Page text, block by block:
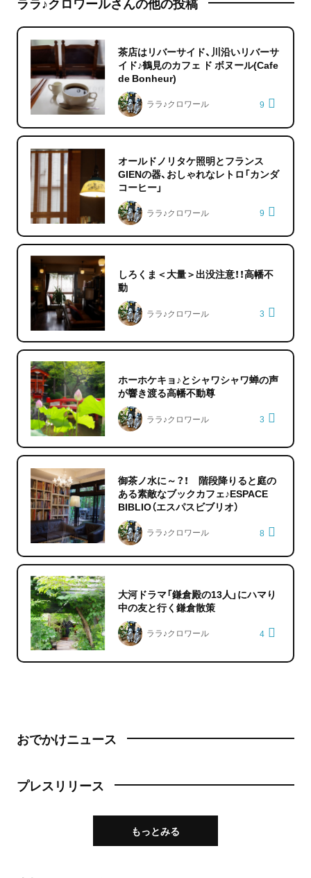
茶店はリバーサイド、川沿いリバーサ
イド♪鶴見のカフェ ド ボヌール(Cafe
de Bonheur)
ララ♪クロワール 9
オールドノリタケ照明とフランス
GIENの器、おしゃれなレトロ「カンダ
コーヒー」
ララ♪クロワール 9
しろくま＜大量＞出没注意！！高幡不
動
ララ♪クロワール 3
ホーホケキョ♪とシャワシャワ蝉の声
が響き渡る高幡不動尊
ララ♪クロワール 3
御茶ノ水に～？！ 階段降りると庭の
ある素敵なブックカフェ♪ESPACE
BIBLIO（エスパスビブリオ）
ララ♪クロワール 8
大河ドラマ「鎌倉殿の13人」にハマり
中の友と行く鎌倉散策
ララ♪クロワール 4
おでかけニュース
プレスリリース
もっとみる